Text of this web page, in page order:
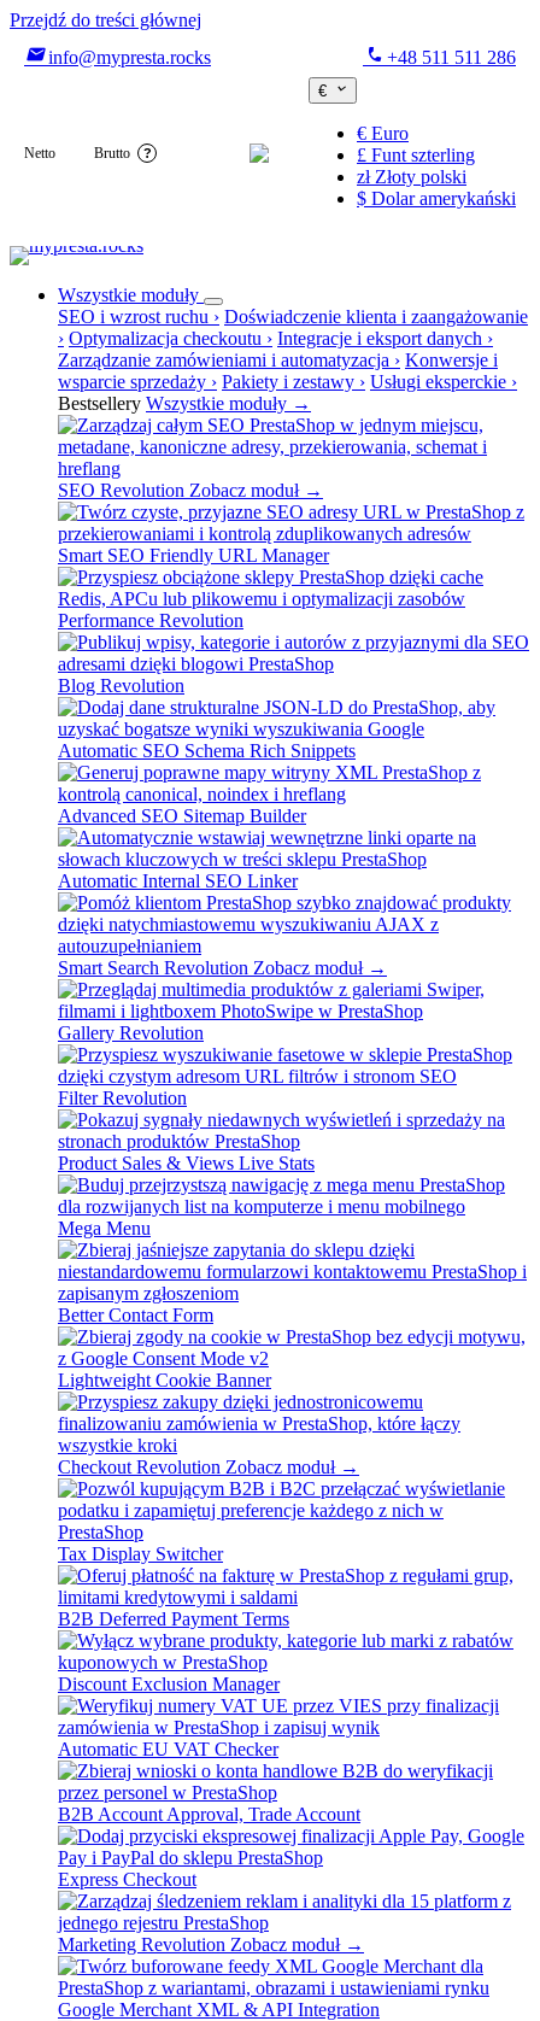
Przejdź do treści głównej
info@mypresta.rocks phone +48 511 511 286
Netto Brutto ?
€ 
€ Euro
£ Funt szterling
zł Złoty polski
$ Dolar amerykański
Wszystkie moduły
SEO i wzrost ruchu › Doświadczenie klienta i zaangażowanie
› Optymalizacja checkoutu › Integracje i eksport danych ›
Zarządzanie zamówieniami i automatyzacja › Konwersje i
wsparcie sprzedaży › Pakiety i zestawy › Usługi eksperckie ›
Bestsellery Wszystkie moduły →
SEO Revolution Zobacz moduł →
Smart SEO Friendly URL Manager
Performance Revolution
Blog Revolution
Automatic SEO Schema Rich Snippets
Advanced SEO Sitemap Builder
Automatic Internal SEO Linker
Smart Search Revolution Zobacz moduł →
Gallery Revolution
Filter Revolution
Product Sales & Views Live Stats
Mega Menu
Better Contact Form
Lightweight Cookie Banner
Checkout Revolution Zobacz moduł →
Tax Display Switcher
B2B Deferred Payment Terms
Discount Exclusion Manager
Automatic EU VAT Checker
B2B Account Approval, Trade Account
Express Checkout
Marketing Revolution Zobacz moduł →
Google Merchant XML & API Integration